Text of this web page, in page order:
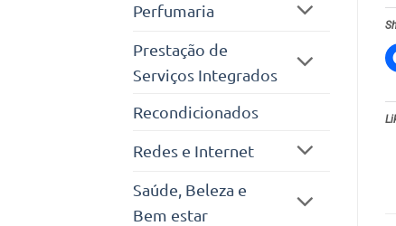
Perfumaria
Prestação de
Serviços Integrados
Recondicionados
Redes e Internet
Saúde, Beleza e
Bem estar